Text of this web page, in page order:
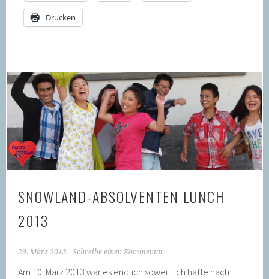
Drucken
SNOWLAND-ABSOLVENTEN LUNCH
2013
29. März 2013 Schreibe einen Kommentar
Am 10. März 2013 war es endlich soweit. Ich hatte nach